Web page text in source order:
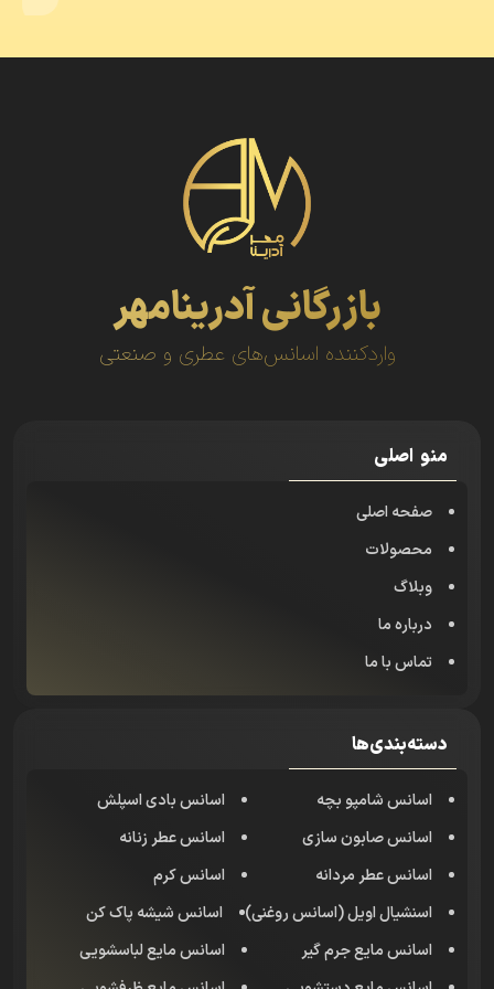
بازرگانی آدرینامهر
واردکننده اسانس‌های عطری و صنعتی
منو اصلی
صفحه اصلی
محصولات
وبلاگ
درباره ما
تماس با ما
دسته‌بندی‌ها
اسانس شامپو بچه
اسانس بادی اسپلش
اسانس صابون سازی
اسانس عطر زنانه
اسانس عطر مردانه
اسانس کرم
اسنشیال اویل (اسانس روغنی)
اسانس شیشه پاک کن
اسانس مایع جرم گیر
اسانس مایع لباسشویی